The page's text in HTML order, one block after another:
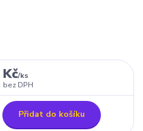
/ks
bez DPH
Přidat do košíku